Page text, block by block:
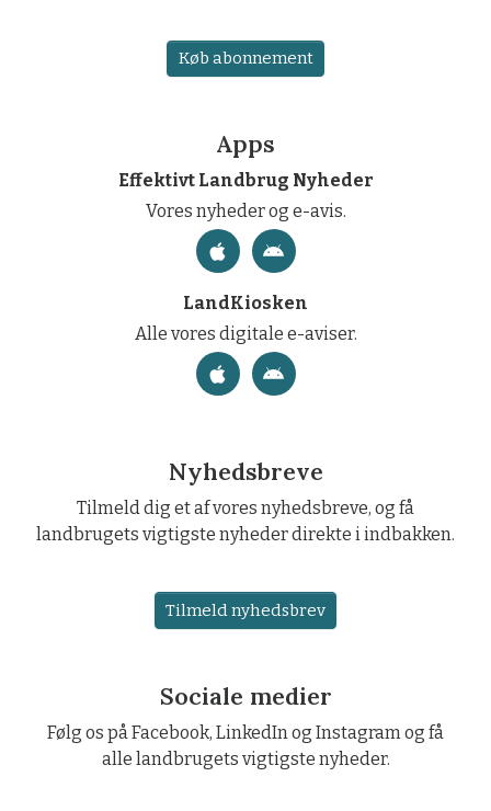
Køb abonnement
Apps
Effektivt Landbrug Nyheder
Vores nyheder og e-avis.
LandKiosken
Alle vores digitale e-aviser.
Nyhedsbreve
Tilmeld dig et af vores nyhedsbreve, og få
landbrugets vigtigste nyheder direkte i indbakken.
Tilmeld nyhedsbrev
Sociale medier
Følg os på Facebook, LinkedIn og Instagram og få
alle landbrugets vigtigste nyheder.